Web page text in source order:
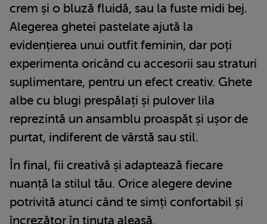
crem și o bluză fluidă, sau la fuste midi bej.
Alegerea ghetei pastelate ajută la
evidențierea unui outfit feminin, dar poți
experimenta oricând cu accesorii sau straturi
suplimentare, pentru un efect creativ. Ghete
albe cu blugi prespălați și pulover lila
reprezintă un ansamblu proaspăt și ușor de
purtat, indiferent de vârstă sau stil.
În final, fii creativă și adaptează fiecare
nuanță la stilul tău. Orice alegere devine
potrivită atunci când te simți confortabil și
încrezător în ținuta aleasă.